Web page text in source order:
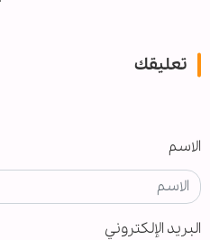
تعليقك
الاسم
البريد الإلكتروني